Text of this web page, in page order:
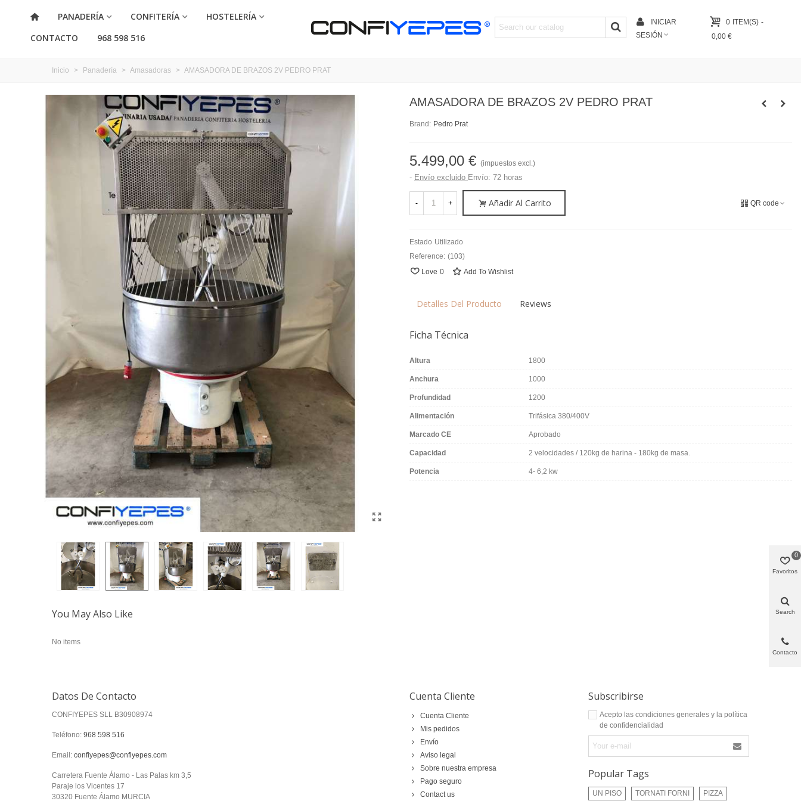
PANADERÍA CONFITERÍA
HOSTELERÍA
CONTACTO
968 598 516
INICIAR
SESIÓN
0 ITEM(S) -
0,00 €
Inicio > Panadería > Amasadoras > AMASADORA DE BRAZOS 2V PEDRO PRAT
AMASADORA DE BRAZOS 2V PEDRO PRAT
Brand: Pedro Prat
5.499,00 € (impuestos excl.)
Envío excluido Envío: 72 horas
- + Añadir Al Carrito QR code
Estado Utilizado
Reference: (103)
Love 0 Add To Wishlist
Detalles Del Producto Reviews
Ficha Técnica
Altura 1800
Anchura 1000
Profundidad 1200
Alimentación Trifásica 380/400V
Marcado CE Aprobado
Capacidad 2 velocidades / 120kg de harina - 180kg de masa.
Potencia 4- 6,2 kw
You May Also Like
No items
Datos De Contacto
CONFIYEPES SLL B30908974
Teléfono: 968 598 516
Email: confiyepes@confiyepes.com
Carretera Fuente Álamo - Las Palas km 3,5
Paraje los Vicentes 17
30320 Fuente Álamo MURCIA
Cuenta Cliente
Cuenta Cliente
Mis pedidos
Envío
Aviso legal
Sobre nuestra empresa
Pago seguro
Contact us
Subscribirse
Acepto las condiciones generales y la política
de confidencialidad
Popular Tags
UN PISO TORNATI FORNI PIZZA
Favoritos
0
Search
Contacto